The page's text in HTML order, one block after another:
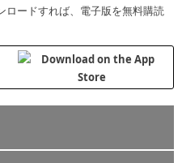
ロードすれば、電子版を無料購読